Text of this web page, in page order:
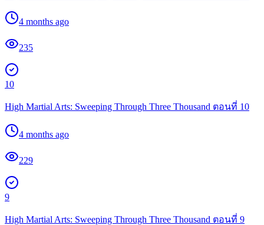
4 months ago
235
10
High Martial Arts: Sweeping Through Three Thousand ตอนที่ 10
4 months ago
229
9
High Martial Arts: Sweeping Through Three Thousand ตอนที่ 9